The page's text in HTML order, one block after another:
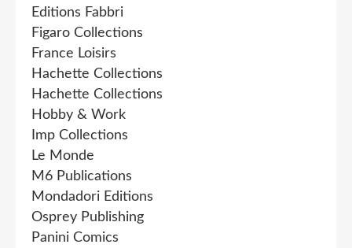
Editions Fabbri
Figaro Collections
France Loisirs
Hachette Collections
Hachette Collections
Hobby & Work
Imp Collections
Le Monde
M6 Publications
Mondadori Editions
Osprey Publishing
Panini Comics